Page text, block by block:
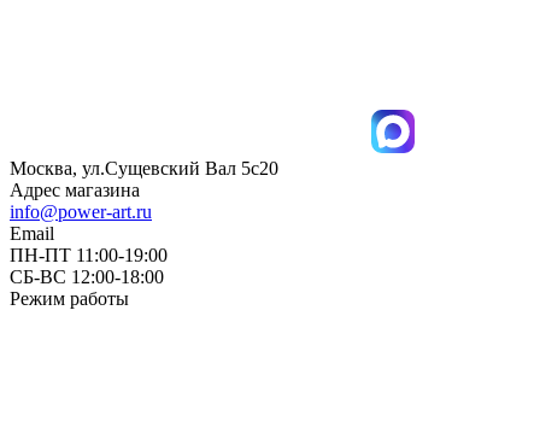
Москва, ул.Сущевский Вал 5с20
Адрес магазина
info@power-art.ru
Email
ПН-ПТ 11:00-19:00
СБ-ВС 12:00-18:00
Режим работы